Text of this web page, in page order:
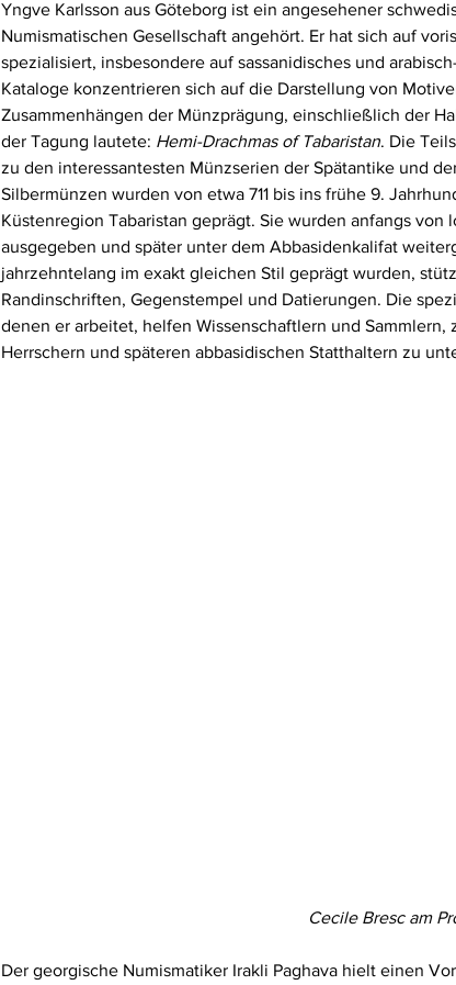
Yngve Karlsson aus Göteborg ist ein angesehener
Numismatischen Gesellschaft angehört. Er hat sich auf
spezialisiert, insbesondere auf sassanidisches und
Kataloge konzentrieren sich auf die Darstellung von
Zusammenhängen der Münzprägung, einschließlich der
der Tagung lautete: Hemi-Drachmas of Tabaristan. Die
zu den interessantesten Münzserien der Spätantike und
Silbermünzen wurden von etwa 711 bis ins frühe 9.
Küstenregion Tabaristan geprägt. Sie wurden anfangs von
ausgegeben und später unter dem Abbasidenkalifat
jahrzehntelang im exakt gleichen Stil geprägt wurden,
Randinschriften, Gegenstempel und Datierungen. Die
denen er arbeitet, helfen Wissenschaftlern und
Herrschern und späteren abbasidischen Statthaltern zu
Cecile Bresc am
Der georgische Numismatiker Irakli Paghava hielt einen